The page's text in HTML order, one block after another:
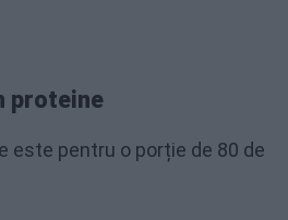
proteine
este pentru o porție de 80 de